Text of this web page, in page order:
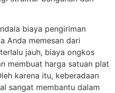
biaya pengiriman
Anda memesan dari
jauh, biaya ongkos
membuat harga satuan plat
karena itu, keberadaan
sangat membantu dalam